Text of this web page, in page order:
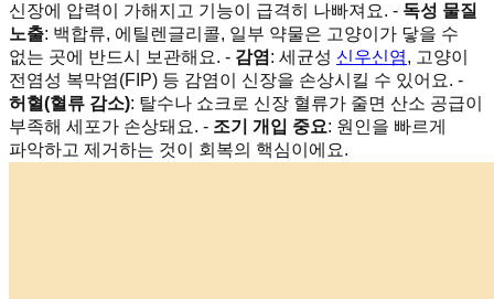
신장에 압력이 가해지고 기능이 급격히 나빠져요. - 독성 물질
노출: 백합류, 에틸렌글리콜, 일부 약물은 고양이가 닿을 수
없는 곳에 반드시 보관해요. - 감염: 세균성 신우신염, 고양이
전염성 복막염(FIP) 등 감염이 신장을 손상시킬 수 있어요. -
허혈(혈류 감소): 탈수나 쇼크로 신장 혈류가 줄면 산소 공급이
부족해 세포가 손상돼요. - 조기 개입 중요: 원인을 빠르게
파악하고 제거하는 것이 회복의 핵심이에요.